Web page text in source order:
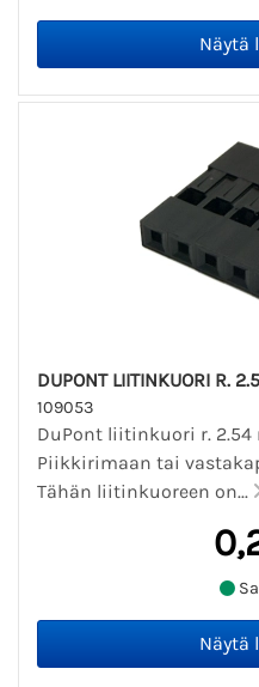
DUPONT LIITINKUORI R.
109053
DuPont liitinkuori r. 2.54
Piikkirimaan tai
Tähän liitinkuoreen on...